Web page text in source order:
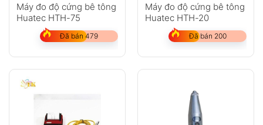
Máy đo độ cứng bê tông
Huatec HTH-75
Đã bán 479
Máy đo độ cứng bê tông
Huatec HTH-20
Đã bán 200